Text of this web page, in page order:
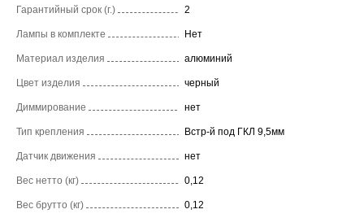
Гарантийный срок (г.) 2
Лампы в комплекте Нет
Материал изделия алюминий
Цвет изделия черный
Диммирование нет
Тип крепления Встр-й под ГКЛ 9,5мм
Датчик движения нет
Вес нетто (кг) 0,12
Вес брутто (кг) 0,12